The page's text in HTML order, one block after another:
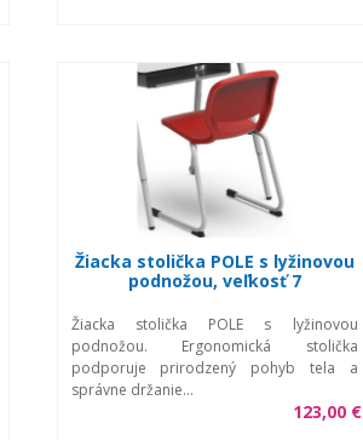
Žiacka stolička POLE s lyžinovou
podnožou, veľkosť 7
Žiacka stolička POLE s lyžinovou
podnožou. Ergonomická stolička
podporuje prirodzený pohyb tela a
správne držanie...
123,00 €